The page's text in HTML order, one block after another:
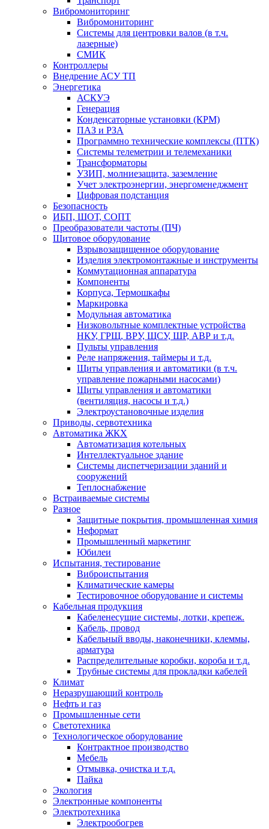
Вибромониторинг
Вибромониторинг
Системы для центровки валов (в т.ч.
лазерные)
СМИК
Контроллеры
Внедрение АСУ ТП
Энергетика
АСКУЭ
Генерация
Конденсаторные установки (КРМ)
ПАЗ и РЗА
Программно технические комплексы (ПТК)
Системы телеметрии и телемеханики
Трансформаторы
УЗИП, молниезащита, заземление
Учет электроэнергии, энергоменеджмент
Цифровая подстанция
Безопасность
ИБП, ШОТ, СОПТ
Преобразователи частоты (ПЧ)
Щитовое оборудование
Взрывозащищенное оборудование
Изделия электромонтажные и инструменты
Коммутационная аппаратура
Компоненты
Корпуса, Термошкафы
Маркировка
Модульная автоматика
Низковольтные комплектные устройства
НКУ, ГРЩ, ВРУ, ЩСУ, ШР, АВР и т.д.
Пульты управления
Реле напряжения, таймеры и т.д.
Щиты управления и автоматики (в т.ч.
управление пожарными насосами)
Щиты управления и автоматики
(вентиляция, насосы и т.д.)
Электроустановочные изделия
Приводы, сервотехника
Автоматика ЖКХ
Автоматизация котельных
Интеллектуальное здание
Системы диспетчеризации зданий и
сооружений
Теплоснабжение
Встраиваемые системы
Разное
Защитные покрытия, промышленная химия
Неформат
Промышленный маркетинг
Юбилеи
Испытания, тестирование
Виброиспытания
Климатические камеры
Тестировочное оборудование и системы
Кабельная продукция
Кабеленесущие системы, лотки, крепеж.
Кабель, провод
Кабельный вводы, наконечники, клеммы,
арматура
Распределительные коробки, короба и т.д.
Трубные системы для прокладки кабелей
Климат
Неразрушающий контроль
Нефть и газ
Промышленные сети
Светотехника
Технологическое оборудование
Контрактное производство
Мебель
Отмывка, очистка и т.д.
Пайка
Экология
Электронные компоненты
Электротехника
Электрообогрев